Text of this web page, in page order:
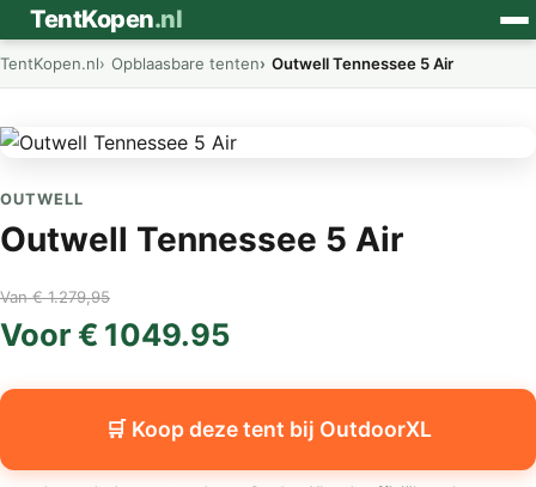
TentKopen.nl
TentKopen.nl Opblaasbare tenten Outwell Tennessee 5 Air
OUTWELL
Outwell Tennessee 5 Air
Van € 1.279,95
Voor € 1049.95
🛒 Koop deze tent bij OutdoorXL